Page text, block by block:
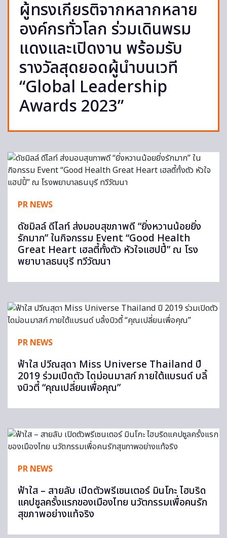
ผู้ทรงเกียรติจากหลากหลาย
องค์กรทั่วโลก ร่วมเดินพรม
แดงและเปิดงาน พร้อมรับ
รางวัลสุดยอดผู้นำบนเวที
“Global Leadership
Awards 2023”
PR NEWS
ดัชมิลล์ ดีไลท์ ส่งมอบสุขภาพดี “ยิ่งหวานน้อยยิ่ง
รักมาก” ในกิจกรรม Event “Good Health
Great Heart เฮลตี้ทั้งตัว หัวใจแฮปปี้” ณ โรง
พยาบาลธนบุรี ทวีวัฒนา
PR NEWS
ฟ้าใส ปวีณสุดา Miss Universe Thailand ปี
2019 ร่วมเปิดตัว ไดม่อนมาสก์ ภายใต้แบรนด์ บลิ้
งบิวตี้ “คุณเปลี่ยนเพื่อคุณ”
PR NEWS
ฟ้าใส – สายลับ เปิดตัวพรีเซนเตอร์ มินโกะ ไฮบริด
แคปซูลครั้งแรกของเมืองไทย นวัตกรรมเพื่อคนรัก
สุขภาพอย่างแท้จริง